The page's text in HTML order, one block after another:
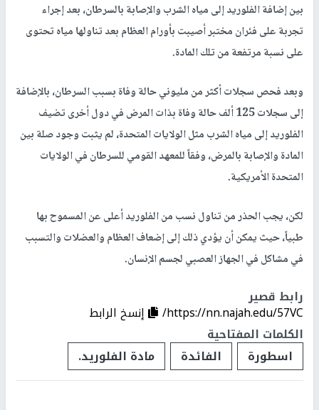
بين إضافة الفلوريد إلى مياه الشرب والإصابة بالسرطان، بعد إجراء
تجربة على فئران مختبر أصيبت بأورام العظام بعد تناولها مياه تحتوى
على نسبة مرتفعة من تلك المادة.
وبعد فحص سجلات أكثر من مليوني حالة وفاة بسبب السرطان، بالإضافة
إلى سجلات 125 ألف حالة وفاة بذات المرض في دول أخرى تضيف
الفلوريد إلى مياه الشرب مثل الولايات المتحدة، لم يثبت وجود صلة بين
المادة والإصابة بالمرض، وفقاً للمعهد القومي للسرطان في الولايات
المتحدة الأمريكية.
لكن، يجب الحذر من تناول نسب من الفلوريد أعلى عن المسموح بها
طبياً، حيث يمكن أن يؤدي ذلك إلى إضعاف العظام والعضلات والتسبب
في مشاكل في الجهاز العصبي لجسم الإنسان.
رابط قصير
https://nn.najah.edu/57VC/
إنسخ الرابط
الكلمات المفتاحية
اسطورة
الفائدة مادة الفلوريد.